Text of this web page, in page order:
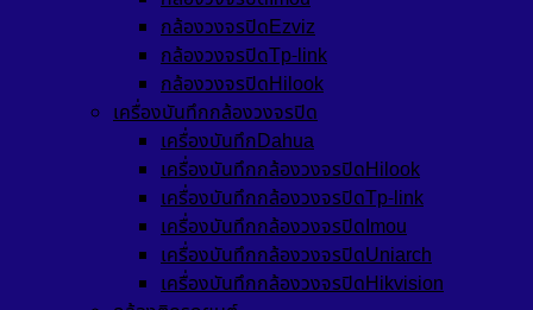
กล้องวงจรปิดEzviz
กล้องวงจรปิดTp-link
กล้องวงจรปิดHilook
เครื่องบันทึกกล้องวงจรปิด
เครื่องบันทึกDahua
เครื่องบันทึกกล้องวงจรปิดHilook
เครื่องบันทึกกล้องวงจรปิดTp-link
เครื่องบันทึกกล้องวงจรปิดImou
เครื่องบันทึกกล้องวงจรปิดUniarch
เครื่องบันทึกกล้องวงจรปิดHikvision